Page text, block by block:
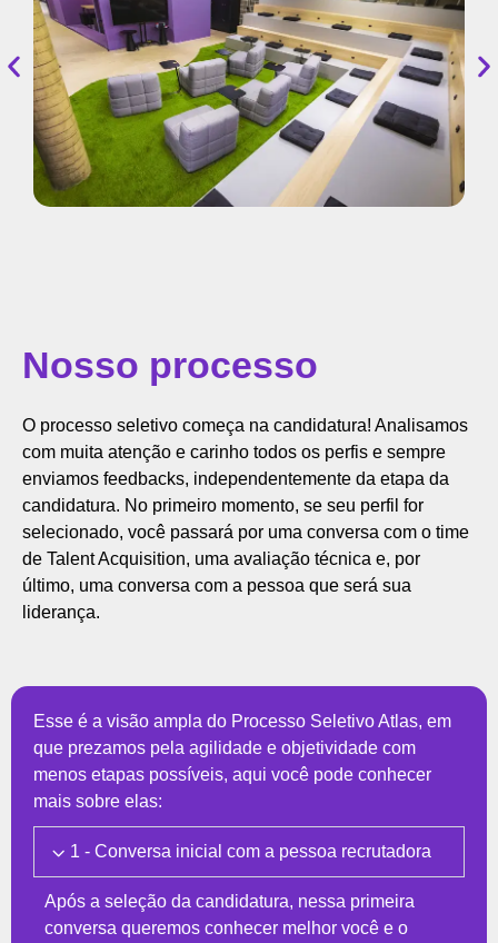
Nosso processo
O processo seletivo começa na candidatura! Analisamos
com muita atenção e carinho todos os perfis e sempre
enviamos feedbacks, independentemente da etapa da
candidatura. No primeiro momento, se seu perfil for
selecionado, você passará por uma conversa com o time
de Talent Acquisition, uma avaliação técnica e, por
último, uma conversa com a pessoa que será sua
liderança.
Esse é a visão ampla do Processo Seletivo Atlas, em
que prezamos pela agilidade e objetividade com
menos etapas possíveis, aqui você pode conhecer
mais sobre elas:
1 - Conversa inicial com a pessoa recrutadora
Após a seleção da candidatura, nessa primeira
conversa queremos conhecer melhor você e o